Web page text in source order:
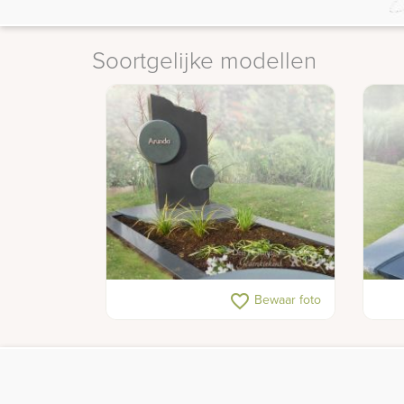
Soortgelijke modellen
Matte grafsteen met grafkunst
favorite_border Bewaar foto